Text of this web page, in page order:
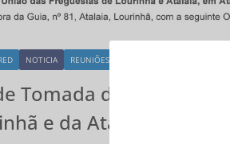
NOTICIA REUNIÕES
Tomada de Posse das
e da Atalaia, a repor